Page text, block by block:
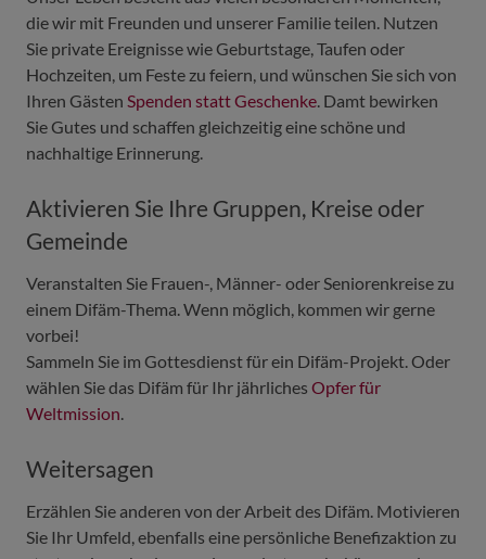
die wir mit Freunden und unserer Familie teilen. Nutzen
Sie private Ereignisse wie Geburtstage, Taufen oder
Hochzeiten, um Feste zu feiern, und wünschen Sie sich von
Ihren Gästen Spenden statt Geschenke. Damt bewirken
Sie Gutes und schaffen gleichzeitig eine schöne und
nachhaltige Erinnerung.
Aktivieren Sie Ihre Gruppen, Kreise oder
Gemeinde
Veranstalten Sie Frauen-, Männer- oder Seniorenkreise zu
einem Difäm-Thema. Wenn möglich, kommen wir gerne
vorbei!
Sammeln Sie im Gottesdienst für ein Difäm-Projekt. Oder
wählen Sie das Difäm für Ihr jährliches Opfer für
Weltmission.
Weitersagen
Erzählen Sie anderen von der Arbeit des Difäm. Motivieren
Sie Ihr Umfeld, ebenfalls eine persönliche Benefizaktion zu